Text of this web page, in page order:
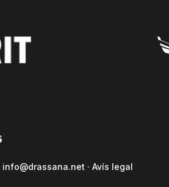
info@drassana.net · Avís legal